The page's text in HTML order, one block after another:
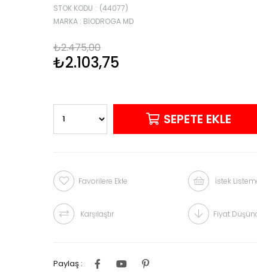
STOK KODU
(44077)
MARKA : BIODROGA MD
₺2.475,00
₺2.103,75
Favorilere Ekle İstek
Karşılaştır Fiyat
Paylaş :